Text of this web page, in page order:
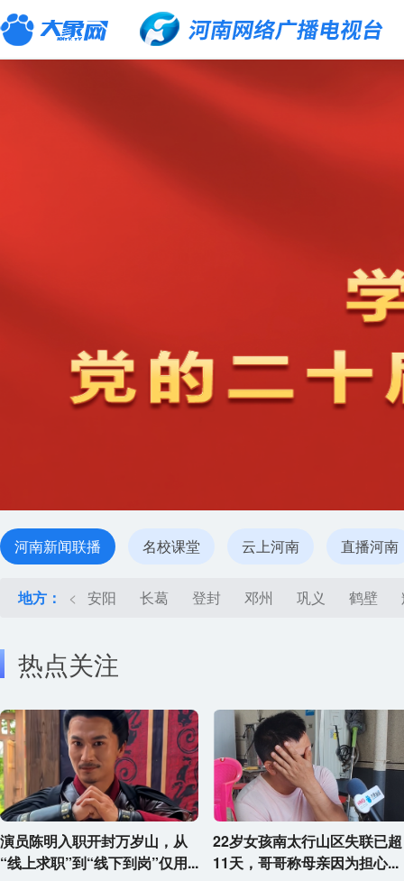
河南新闻联播 名校课堂 云上河南 直播河南
地方： < 安阳 长葛 登封 邓州 巩义 鹤壁
热点关注
演员陈明入职开封万岁山，从
“线上求职”到“线下到岗”仅用...
22岁女孩南太行山区失联已超
11天，哥哥称母亲因为担心...